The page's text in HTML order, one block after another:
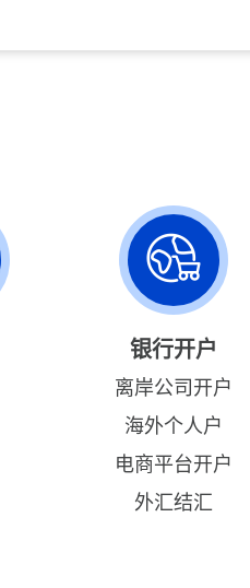
银行开户
离岸公司开户
海外个人户
电商平台开户
外汇结汇